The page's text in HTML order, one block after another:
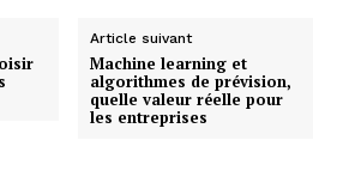
Article suivant
Machine learning et
algorithmes de prévision,
quelle valeur réelle pour
les entreprises